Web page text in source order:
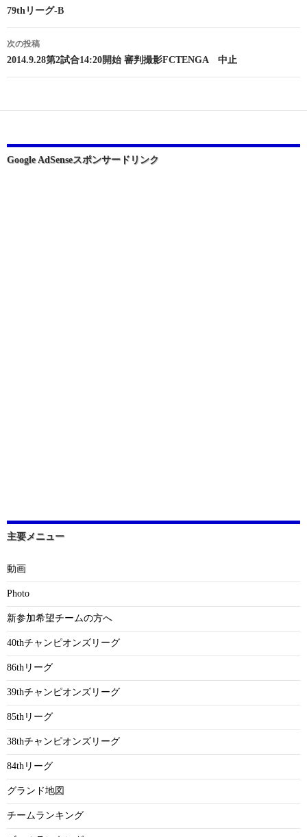
稿
ナ
ビ
ー
ョ
79thリーグ-B
次の投稿
2014.9.28第2試合14:20開始 審判撮影FCTENGA 中止
Google AdSenseスポンサードリンク
主要メニュー
動画
Photo
新参加希望チームの方へ
40thチャンピオンズリーグ
86thリーグ
39thチャンピオンズリーグ
85thリーグ
38thチャンピオンズリーグ
84thリーグ
グランド地図
チームランキング